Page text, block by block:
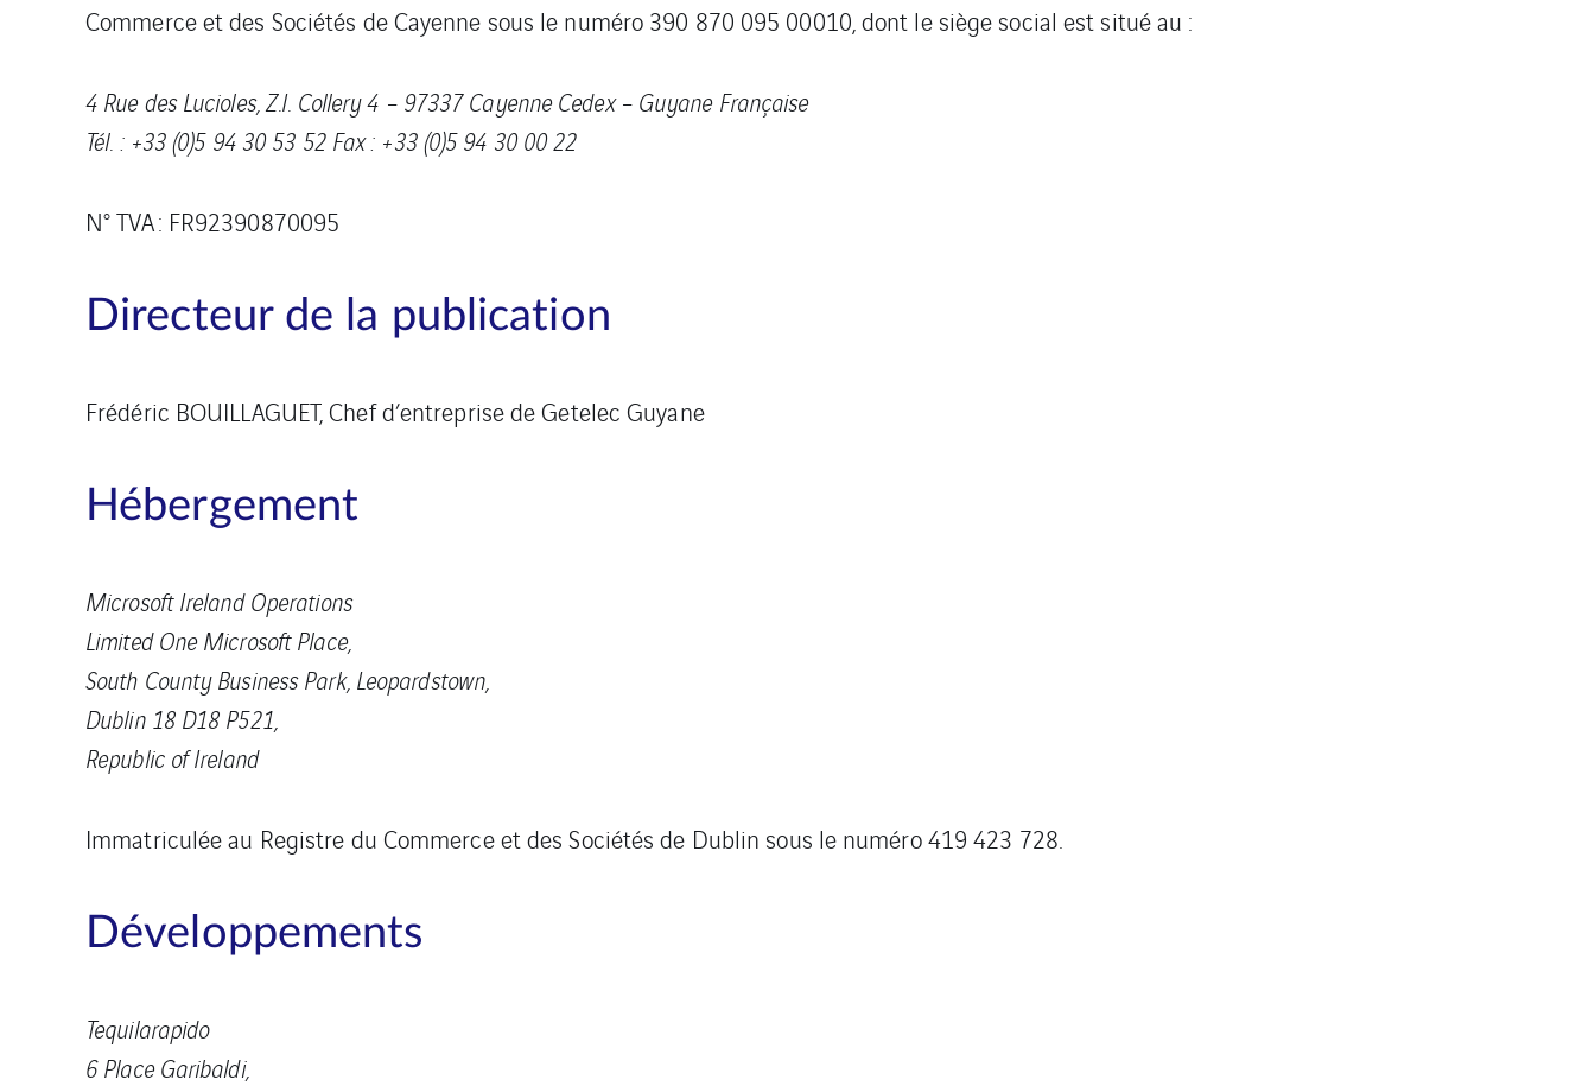
Commerce et des Sociétés de Cayenne sous le numéro 390 870 095 00010, dont le siège social est situé au :
4 Rue des Lucioles, Z.I. Collery 4 – 97337 Cayenne Cedex – Guyane Française
Tél. : +33 (0)5 94 30 53 52 Fax : +33 (0)5 94 30 00 22
N° TVA : FR92390870095
Directeur de la publication
Frédéric BOUILLAGUET, Chef d’entreprise de Getelec Guyane
Hébergement
Microsoft Ireland Operations
Limited One Microsoft Place,
South County Business Park, Leopardstown,
Dublin 18 D18 P521,
Republic of Ireland
Immatriculée au Registre du Commerce et des Sociétés de Dublin sous le numéro 419 423 728.
Développements
Tequilarapido
6 Place Garibaldi,